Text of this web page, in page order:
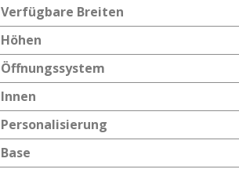
Verfügbare Breiten
Höhen
Öffnungssystem
Innen
Personalisierung
Base